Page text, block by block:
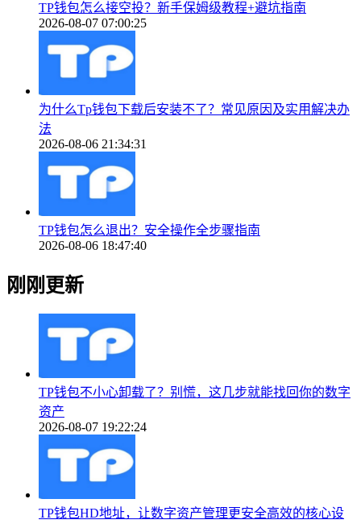
TP钱包怎么接空投？新手保姆级教程+避坑指南
2026-08-07 07:00:25
为什么Tp钱包下载后安装不了？常见原因及实用解决办
法
2026-08-06 21:34:31
TP钱包怎么退出？安全操作全步骤指南
2026-08-06 18:47:40
刚刚更新
TP钱包不小心卸载了？别慌，这几步就能找回你的数字
资产
2026-08-07 19:22:24
TP钱包HD地址，让数字资产管理更安全高效的核心设